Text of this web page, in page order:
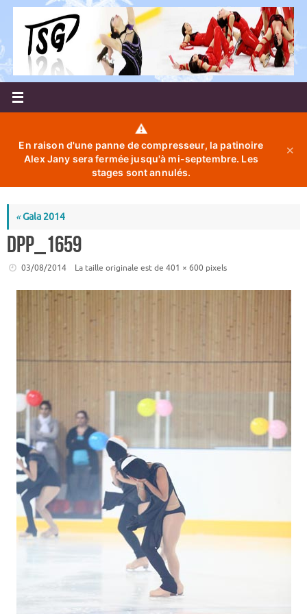
Passer
contenu
⚠️
En raison d'une panne de compresseur, la patinoire
Alex Jany sera fermée jusqu'à mi-septembre. Les
stages sont annulés.
✕
«Gala 2014
DPP_1659
03/08/2014 La taille originale est de 401 × 600 pixels